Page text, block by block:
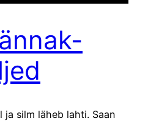
silm läheb lahti. Saan